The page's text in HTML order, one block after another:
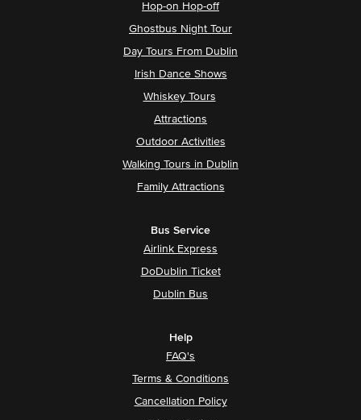
Hop-on Hop-off
Ghostbus Night Tour
Day Tours From Dublin
Irish Dance Shows
Whiskey Tours
Attractions
Outdoor Activities
Walking Tours in Dublin
Family Attractions
Bus Service
Airlink Express
DoDublin Ticket
Dublin Bus
Help
FAQ's
Terms & Conditions
Cancellation Policy